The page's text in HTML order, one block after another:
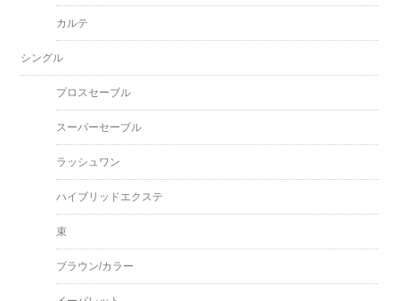
カルテ
シングル
プロスセーブル
スーパーセーブル
ラッシュワン
ハイブリッドエクステ
束
ブラウン/カラー